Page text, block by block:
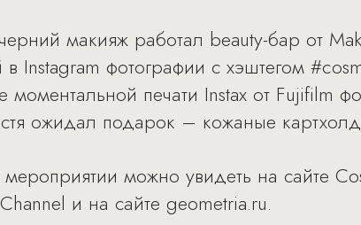
макияж работал beauty-бар от
Instagram фотографии с хэштегом
моментальной печати Instax от Fujifilm
ожидал подарок – кожаные
можно увидеть на сайте
и на сайте geometria.ru.